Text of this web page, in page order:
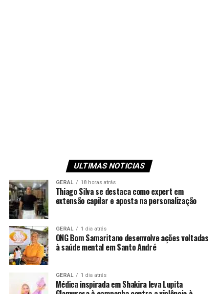
ULTIMAS NOTICIAS
GERAL 18 horas atrás
Thiago Silva se destaca como expert em
extensão capilar e aposta na personalização
GERAL 1 dia atrás
ONG Bom Samaritano desenvolve ações voltadas
à saúde mental em Santo André
GERAL 1 dia atrás
Médica inspirada em Shakira leva Lupita